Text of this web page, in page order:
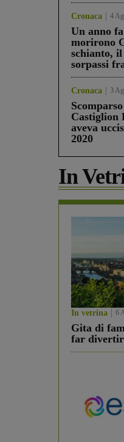
Cronaca 4
Un anno
morirono
schianto, il
sorpassi
Cronaca 3
Castiglion
aveva
2020
In
In vetrina 6
Gita di
far